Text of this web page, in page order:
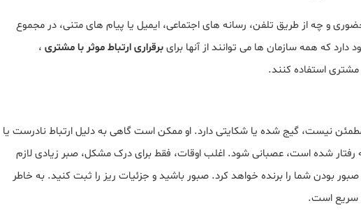
و چه از طریق تلفن، رسانه های اجتماعی، ایمیل یا پیام های متنی، در مجموع
که همه سازمان ها می توانند از آنها برایبرقراری ارتباط موثر با مشتری ،
استفاده کنند.
نیست، گیج شده یا شکایتی دارد. او ممکن است گاهی به دلیل ارتباط نادرست یا
رفتار شده است، عصبانی شود. اغلب اوقات، فقط برای درک مشکل، صبر زیادی لازم
بودن شما را برنده خواهد کرد. صبور باشید و جزئیات ریز را ثبت کنید. به خاطر
سریع است.